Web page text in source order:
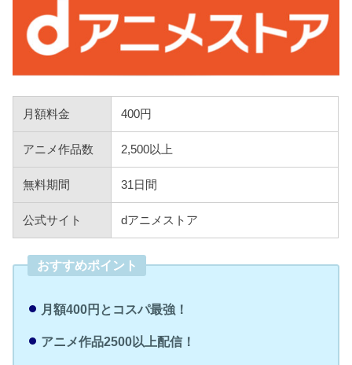
月額料金 400円
アニメ作品数 2,500以上
無料期間 31日間
公式サイト dアニメストア
おすすめポイント
月額400円とコスパ最強！
アニメ作品2500以上配信！